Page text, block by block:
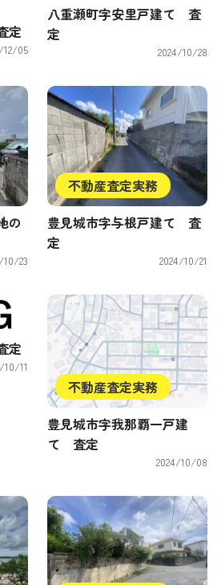
定
12/05
八重瀬町字安里戸建て 査
定
2024/10/28
の
10/23
不動産査定実務
豊見城市字与根戸建て 査
定
2024/10/21
定
10/11
不動産査定実務
豊見城市字我那覇一戸建
て 査定
2024/10/08